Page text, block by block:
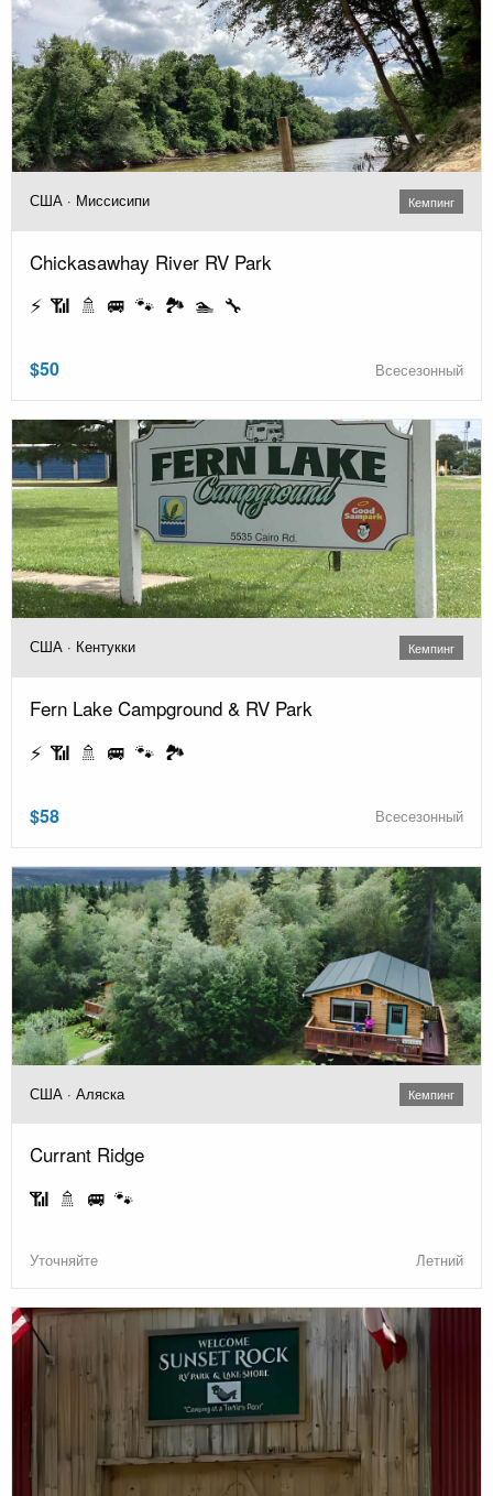
США · Миссисипи Кемпинг
Chickasawhay River RV Park
⚡ 📶 🚿 🚐 🐾 🏞️ 🏊 🔧
$50 Всесезонный
США · Кентукки Кемпинг
Fern Lake Campground & RV Park
⚡ 📶 🚿 🚐 🐾 🏞️
$58 Всесезонный
США · Аляска Кемпинг
Currant Ridge
📶 🚿 🚐 🐾
Уточняйте Летний